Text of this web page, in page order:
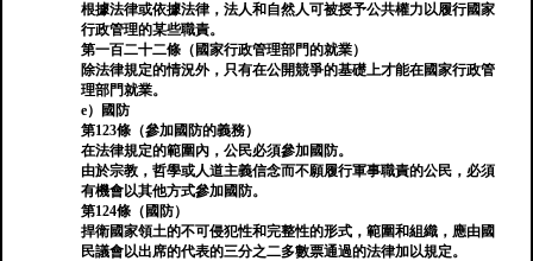
根據法律或依據法律，法人和自然人可被授予公共權力以履行國家
行政管理的某些職責。
第一百二十二條（國家行政管理部門的就業）
除法律規定的情況外，只有在公開競爭的基礎上才能在國家行政管
理部門就業。
e）國防
第123條（參加國防的義務）
在法律規定的範圍內，公民必須參加國防。
由於宗教，哲學或人道主義信念而不願履行軍事職責的公民，必須
有機會以其他方式參加國防。
第124條（國防）
捍衛國家領土的不可侵犯性和完整性的形式，範圍和組織，應由國
民議會以出席的代表的三分之二多數票通過的法律加以規定。